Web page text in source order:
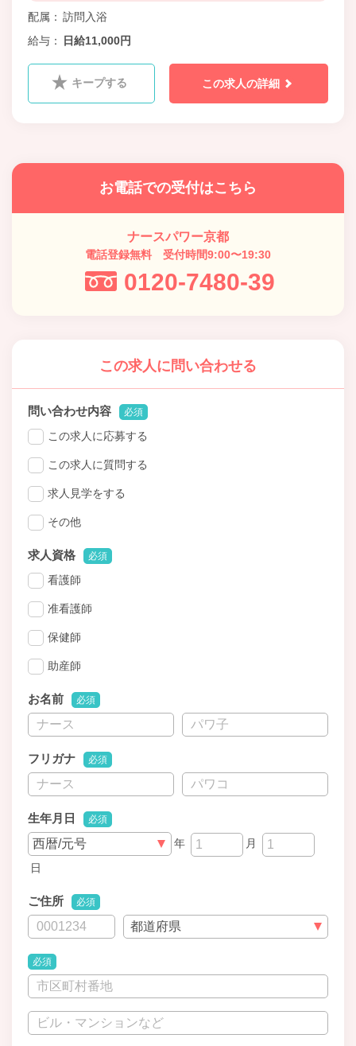
配属
訪問入浴
給与
日給11,000円
キープする この求人の詳細
お電話での受付はこちら
ナースパワー京都
電話登録無料 受付時間9:00〜19:30
0120-7480-39
この求人に問い合わせる
問い合わせ内容 必須
この求人に応募する
この求人に質問する
求人見学をする
その他
求人資格 必須
看護師
准看護師
保健師
助産師
お名前 必須
フリガナ 必須
生年月日 必須
年
月
日
ご住所 必須
必須